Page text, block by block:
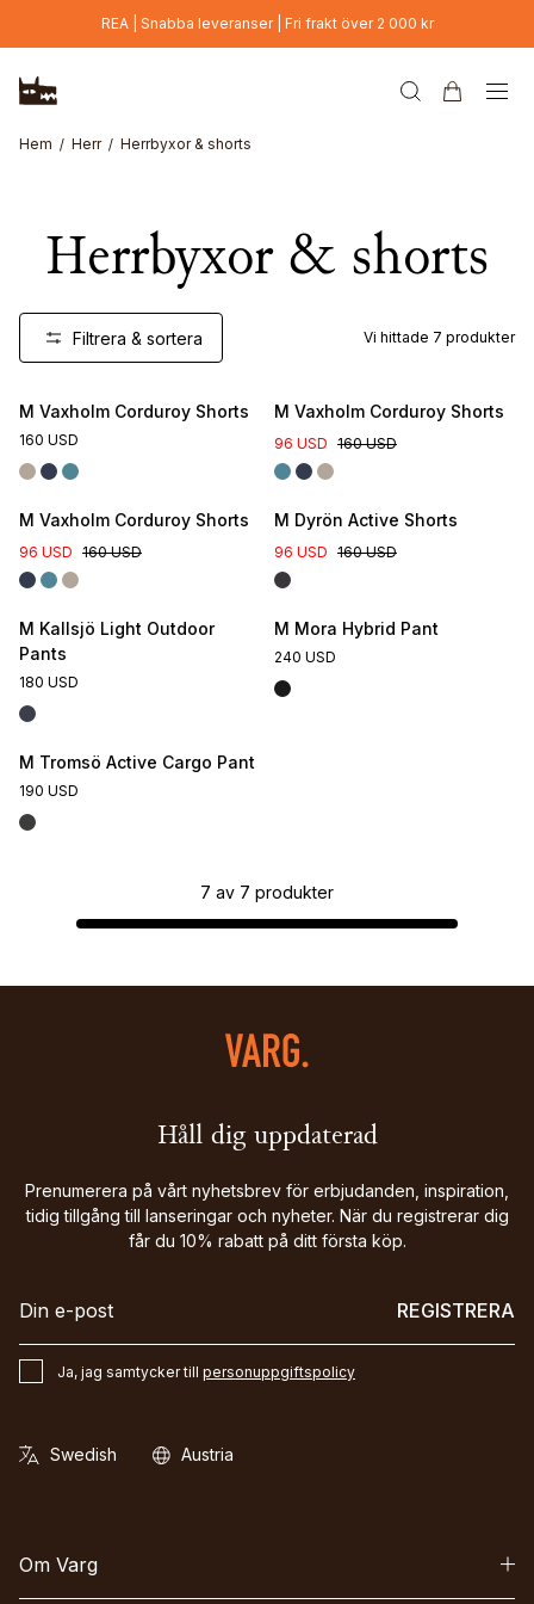
Hoppa till huvudinnehållREA | Snabba leveranser | Fri frakt över 2 000 kr
Hem Herr Herrbyxor & shorts
Herrbyxor & shorts
Filtrera & sortera Vi hittade 7 produkter
M Vaxholm Corduroy Shorts
160 USD
M Vaxholm Corduroy Shorts
96 USD 160 USD
M Vaxholm Corduroy Shorts
96 USD 160 USD
M Dyrön Active Shorts
96 USD 160 USD
M Kallsjö Light Outdoor
Pants
180 USD
M Mora Hybrid Pant
240 USD
M Tromsö Active Cargo Pant
190 USD
7 av 7 produkter
Håll dig uppdaterad
Prenumerera på vårt nyhetsbrev för erbjudanden, inspiration,
tidig tillgång till lanseringar och nyheter. När du registrerar dig
får du 10% rabatt på ditt första köp.
REGISTRERA
Ja, jag samtycker till personuppgiftspolicy
Om Varg